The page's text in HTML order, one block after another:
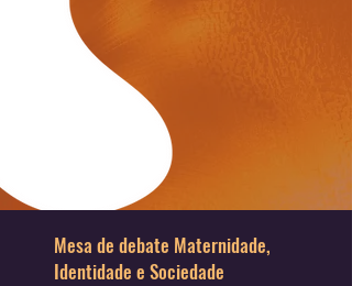
Mesa de debate Maternidade,
Identidade e Sociedade